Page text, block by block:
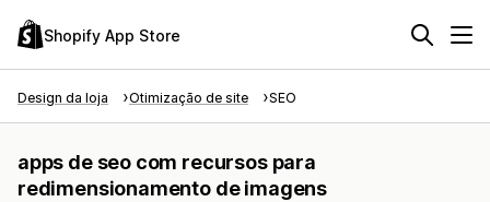
Shopify App Store
Design da loja Otimização de site SEO
apps de seo com recursos para
redimensionamento de imagens